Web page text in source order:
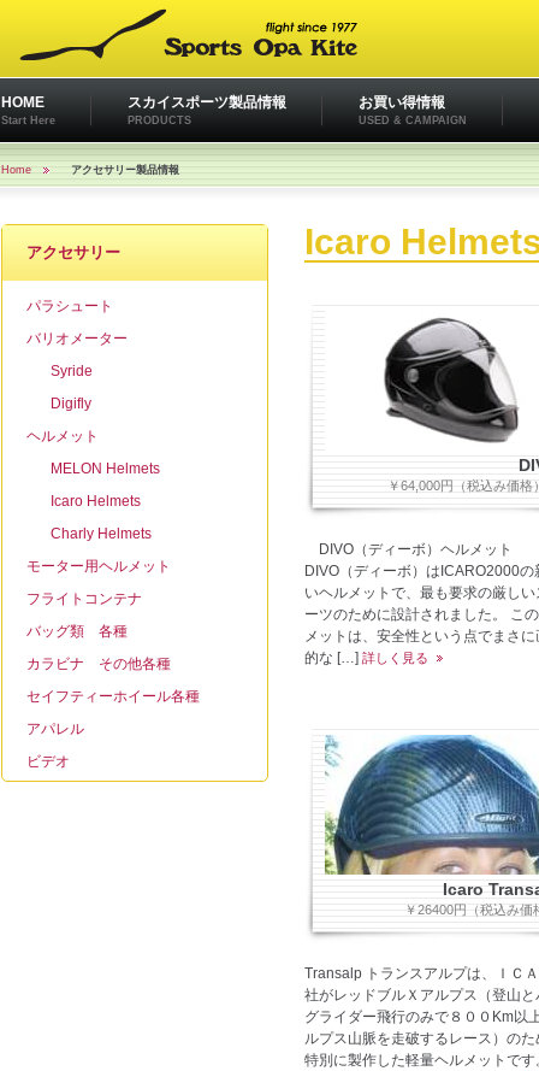
HOME
Start Here
スカイスポーツ製品情報
PRODUCTS
お買い得情報
USED & CAMPAIGN
Home アクセサリー製品情報
アクセサリー
パラシュート
バリオメーター
Syride
Digifly
ヘルメット
MELON Helmets
Icaro Helmets
Charly Helmets
モーター用ヘルメット
フライトコンテナ
バッグ類 各種
カラビナ その他各種
セイフティーホイール各種
アパレル
ビデオ
Icaro
￥64,000円（税込み価格
DIVO（ディーボ）ヘルメット
DIVO（ディーボ）はICARO2000の
いヘルメットで、最も要求の厳しい
ーツのために設計されました。 こ
メットは、安全性という点でまさに
的な […] 詳しく見る
Icaro
￥26400円（税込み価
Transalp トランスアルプは、ＩＣ
社がレッドブルＸアルプス（登山と
グライダー飛行のみで８００Km以
ルプス山脈を走破するレース）のた
特別に製作した軽量ヘルメットです